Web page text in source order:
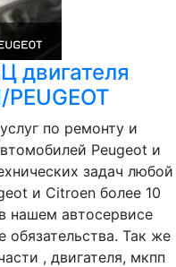
двигателя
по ремонту и
Peugeot и
задач любой
и Citroen более 10
нашем автосервисе
обязательства. Так же
, двигателя, мкпп